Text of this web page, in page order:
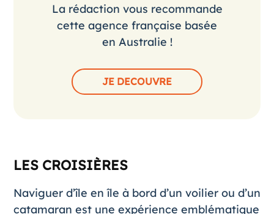
La rédaction vous recommande
cette agence française basée
en Australie !
JE DECOUVRE
LES CROISIÈRES
Naviguer d’île en île à bord d’un voilier ou d’un
catamaran est une expérience emblématique